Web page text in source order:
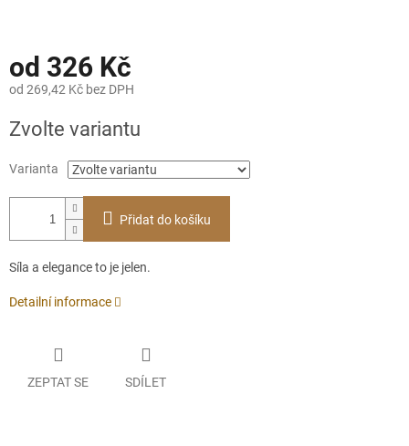
od 326 Kč
od 269,42 Kč bez DPH
cena:
Zvolte variantu
Varianta
Přidat do košíku
Síla a elegance to je jelen.
Detailní informace
ZEPTAT SE SDÍLET